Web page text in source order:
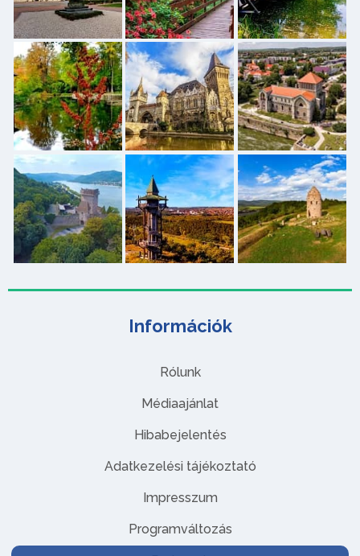
Információk
Rólunk
Médiaajánlat
Hibabejelentés
Adatkezelési tájékoztató
Impresszum
Programváltozás